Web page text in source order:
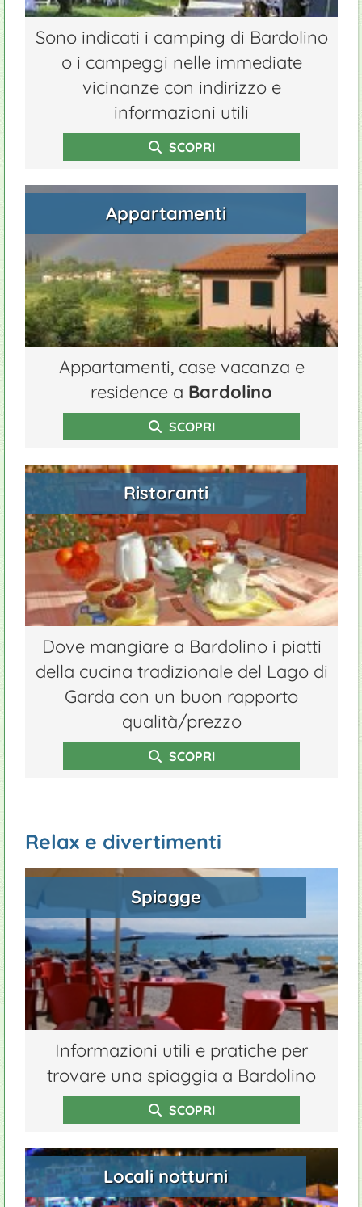
Sono indicati i camping di Bardolino
o i campeggi nelle immediate
vicinanze con indirizzo e
informazioni utili
SCOPRI
Appartamenti
Appartamenti, case vacanza e
residence a Bardolino
SCOPRI
Ristoranti
Dove mangiare a Bardolino i piatti
della cucina tradizionale del Lago di
Garda con un buon rapporto
qualità/prezzo
SCOPRI
Relax e divertimenti
Spiagge
Informazioni utili e pratiche per
trovare una spiaggia a Bardolino
SCOPRI
Locali notturni